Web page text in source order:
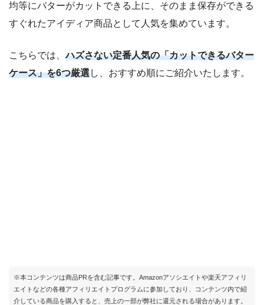
均等にバターがカットできる上に、そのまま保存ができる
すぐれたアイディア商品として人気を集めています。
こちらでは、ハズさない定番人気の「カットできるバター
ケース」を6つ厳選し、おすすめ順にご紹介いたします。
※本コンテンツは商品PRを含む記事です。Amazonアソシエイトや楽天アフィリ
エイトなどの各種アフィリエイトプログラムに参加しており、コンテンツ内で紹
介している商品を購入すると、売上の一部が弊社に還元される場合があります。